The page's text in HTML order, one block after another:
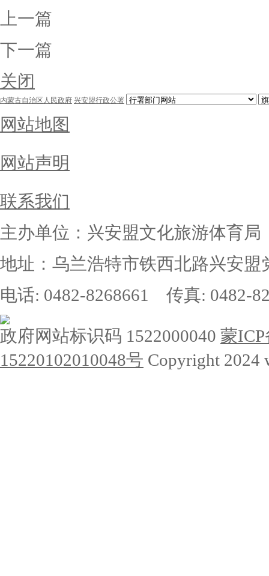
上一篇
下一篇
关闭
内蒙古自治区人民政府 兴安盟行政公署
网站地图
网站声明
联系我们
主办单位：兴安盟文化旅游体育局
地址：乌兰浩特市铁西北路兴安盟
电话: 0482-8268661 传真: 0482-
政府网站标识码 1522000040 蒙ICP
15220102010048号 Copyright 2024